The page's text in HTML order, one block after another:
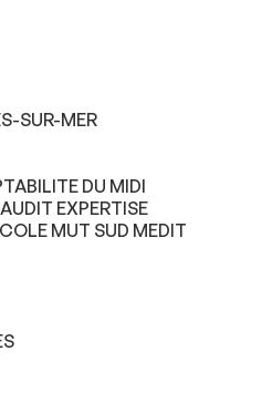
SUR-MER
DU MIDI
EXPERTISE
MUT SUD MEDIT